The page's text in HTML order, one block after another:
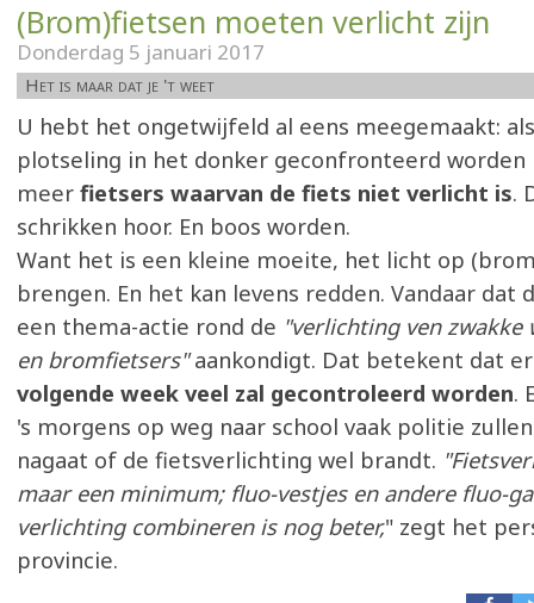
(Brom)fietsen moeten verlicht zijn
Donderdag 5 januari 2017
Het is maar dat je 't weet
U hebt het ongetwijfeld al eens meegemaakt:
plotseling in het donker geconfronteerd
meer fietsers waarvan de fiets niet verlicht is.
schrikken hoor. En boos worden.
Want het is een kleine moeite, het licht op
brengen. En het kan levens redden. Vandaar dat
een thema-actie rond de "verlichting ven zwakke
en bromfietsers"aankondigt. Dat betekent dat
volgende week veel zal gecontroleerd worden.
's morgens op weg naar school vaak politie
nagaat of de fietsverlichting wel brandt.
maar een minimum; fluo-vestjes en andere fluo-
verlichting combineren is nog beter," zegt het
provincie.